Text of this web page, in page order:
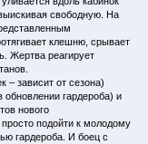
свободную. На
клешню, срывает
Жертва реагирует
– зависит от сезона)
обновлении гардероба) и
нового
подойти к молодому
гардероба. И боец с